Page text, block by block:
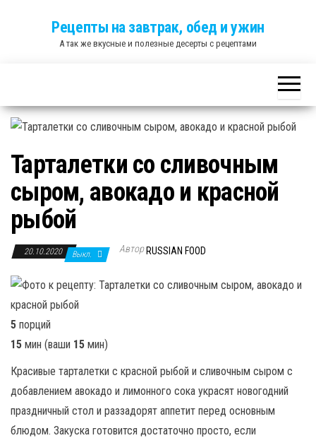
Рецепты на завтрак, обед и ужин
А так же вкусные и полезные десерты с рецептами
Тарталетки со сливочным
сыром, авокадо и красной
рыбой
20.10.2020 Выкл. Автор RUSSIAN FOOD
5 порций
15 мин (ваши 15 мин)
Красивые тарталетки с красной рыбой и сливочным сыром с
добавлением авокадо и лимонного сока украсят новогодний
праздничный стол и раззадорят аппетит перед основным
блюдом. Закуска готовится достаточно просто, если